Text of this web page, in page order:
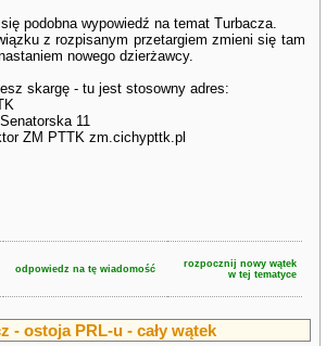
podobna wypowiedź na temat Turbacza.
z rozpisanym przetargiem zmieni się tam
nowego dzierżawcy.
skargę - tu jest stosowny adres:
11
ZM PTTK zm.cichypttk.pl
odpowiedz na tę wiadomość
rozpocznij nowy wątek
w tej tematyce
- ostoja PRL-u - cały wątek